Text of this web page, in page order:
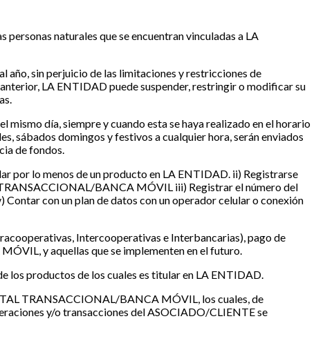
naturales que se encuentran vinculadas a LA
año, sin perjuicio de las limitaciones y restricciones de
LA ENTIDAD puede suspender, restringir o modificar su
día, siempre y cuando esta se haya realizado en el horario
sábados domingos y festivos a cualquier hora, serán enviados
de fondos.
por lo menos de un producto en LA ENTIDAD. ii) Registrarse
BANCA MÓVIL iii) Registrar el número del
con un plan de datos con un operador celular o conexión
Intercooperativas e Interbancarias), pago de
y aquellas que se implementen en el futuro.
los productos de los cuales es titular en LA ENTIDAD.
TRANSACCIONAL/BANCA MÓVIL, los cuales, de
y/o transacciones del ASOCIADO/CLIENTE se